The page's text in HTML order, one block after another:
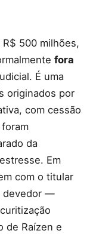
500 milhões,
fora
É uma
originados por
com cessão
da
Em
com o titular
devedor —
de Raízen e